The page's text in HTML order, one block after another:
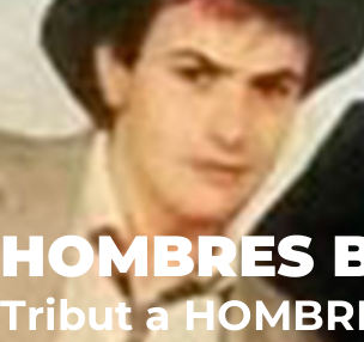
HOMBRES
Tribut a